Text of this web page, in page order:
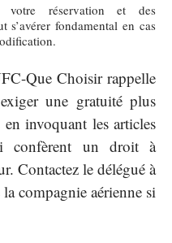
votre réservation et des
fondamental en cas
Que Choisir rappelle
une gratuité plus
invoquant les articles
un droit à
Contactez le délégué à
compagnie aérienne si